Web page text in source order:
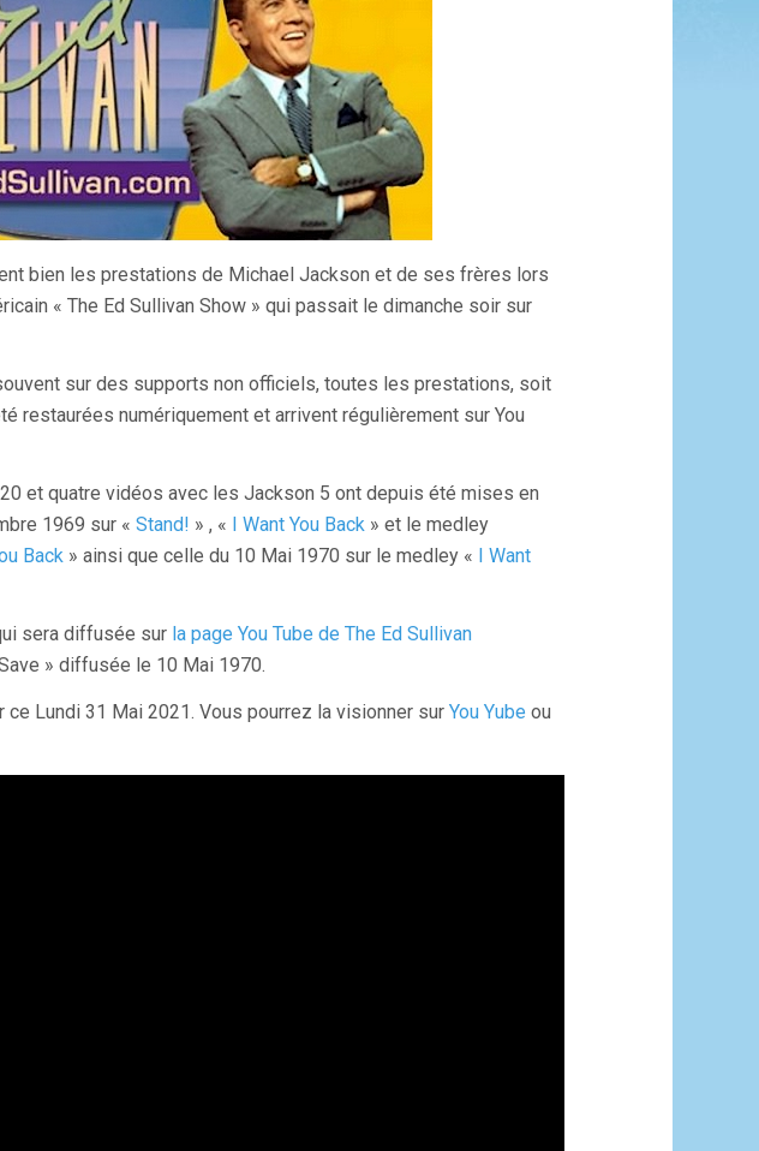
bien les prestations de Michael Jackson et de ses frères lors
« The Ed Sullivan Show » qui passait le dimanche soir sur
sur des supports non officiels, toutes les prestations, soit
restaurées numériquement et arrivent régulièrement sur You
et quatre vidéos avec les Jackson 5 ont depuis été mises en
1969 sur « Stand! » , « I Want You Back » et le medley
Back » ainsi que celle du 10 Mai 1970 sur le medley « I Want
sera diffusée sur la page You Tube de The Ed Sullivan
» diffusée le 10 Mai 1970.
Lundi 31 Mai 2021. Vous pourrez la visionner sur You Yube ou